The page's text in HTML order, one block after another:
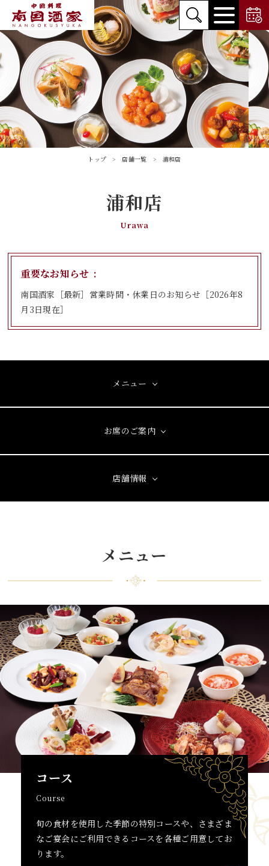
トップ 店舗一覧 浦和店
浦和店
Urawa
重要なお知らせ
南国酒家［最新］営業時間・休業日のお知らせ［2026年8
月3日現在］
メニュー
お席のご案内
店舗情報
メニュー
コース
Course
旬の食材を使用した季節の特別コースや、 さまざま
なご宴会にご利用できるコースを各種ご用意してお
ります。